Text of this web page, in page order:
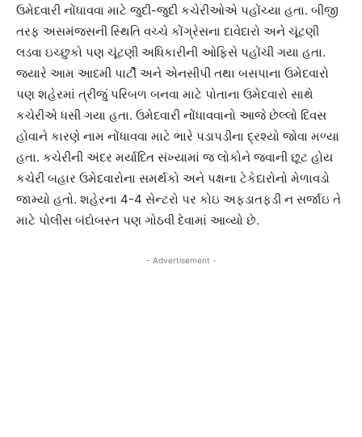
ઉમેદવારી નોંધાવવા માટે જુદી-જુદી કચેરીઓએ પહોંચ્યા હતા. બીજી
તરફ અસમંજસની સ્થિતિ વચ્ચે કોંગ્રેસના દાવેદારો અને ચૂંટણી
લડવા ઇચ્છુકો પણ ચૂંટણી અધિકારીની ઓફિસે પહોંચી ગયા હતા.
જયારે આમ આદમી પાર્ટી અને એનસીપી તથા બસપાના ઉમેદવારો
પણ શહેરમાં ત્રીજું પરિબળ બનવા માટે પોતાના ઉમેદવારો સાથે
કચેરીએ ધસી ગયા હતા. ઉમેદવારી નોંધાવવાનો આજે છેલ્લો દિવસ
હોવાને કારણે નામ નોંધાવવા માટે ભારે પડાપડીના દ્રશ્યો જોવા મળ્યા
હતા. કચેરીની અંદર મર્યાદિત સંખ્યામાં જ લોકોને જવાની છૂટ હોય
કચેરી બહાર ઉમેદવારોના સમર્થકો અને પક્ષના ટેકેદારોનો મેળાવડો
જામ્યો હતો. શહેરના 4-4 સેન્ટરો પર કોઇ અફડાતફડી ન સર્જાઇ તે
માટે પોલીસ બંદોબસ્ત પણ ગોઠવી દેવામાં આવ્યો છે.
- Advertisement -